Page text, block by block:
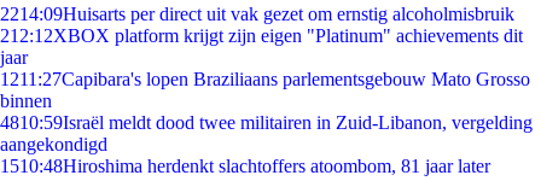
2214:09Huisarts per direct uit vak gezet om ernstig alcoholmisbruik
212:12XBOX platform krijgt zijn eigen "Platinum" achievements dit
jaar
1211:27Capibara's lopen Braziliaans parlementsgebouw Mato Grosso
binnen
4810:59Israël meldt dood twee militairen in Zuid-Libanon, vergelding
aangekondigd
1510:48Hiroshima herdenkt slachtoffers atoombom, 81 jaar later